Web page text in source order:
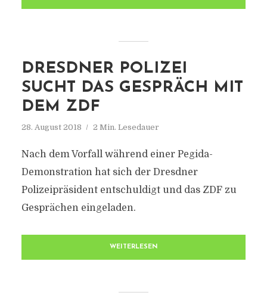
DRESDNER POLIZEI
SUCHT DAS GESPRÄCH MIT
DEM ZDF
28. August 2018 2 Min. Lesedauer
Nach dem Vorfall während einer Pegida-
Demonstration hat sich der Dresdner
Polizeipräsident entschuldigt und das ZDF zu
Gesprächen eingeladen.
WEITERLESEN